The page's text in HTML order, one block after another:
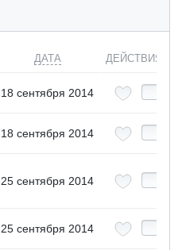
ДАТА ДЕЙСТВИЯ
18 сентября 2014
18 сентября 2014
25 сентября 2014
25 сентября 2014